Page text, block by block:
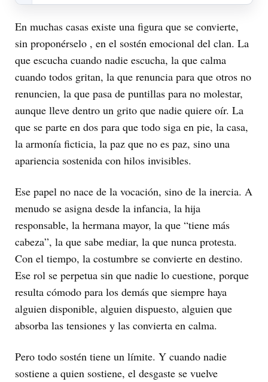
En muchas casas existe una figura que se convierte,
sin proponérselo , en el sostén emocional del clan. La
que escucha cuando nadie escucha, la que calma
cuando todos gritan, la que renuncia para que otros no
renuncien, la que pasa de puntillas para no molestar,
aunque lleve dentro un grito que nadie quiere oír. La
que se parte en dos para que todo siga en pie, la casa,
la armonía ficticia, la paz que no es paz, sino una
apariencia sostenida con hilos invisibles.
Ese papel no nace de la vocación, sino de la inercia. A
menudo se asigna desde la infancia, la hija
responsable, la hermana mayor, la que “tiene más
cabeza”, la que sabe mediar, la que nunca protesta.
Con el tiempo, la costumbre se convierte en destino.
Ese rol se perpetua sin que nadie lo cuestione, porque
resulta cómodo para los demás que siempre haya
alguien disponible, alguien dispuesto, alguien que
absorba las tensiones y las convierta en calma.
Pero todo sostén tiene un límite. Y cuando nadie
sostiene a quien sostiene, el desgaste se vuelve